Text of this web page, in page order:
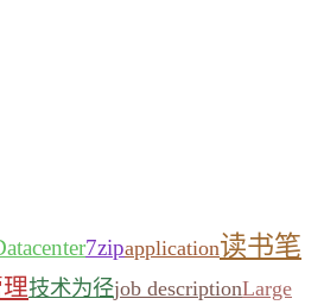
7zipapplication读书笔
技术为径job descriptionLarge